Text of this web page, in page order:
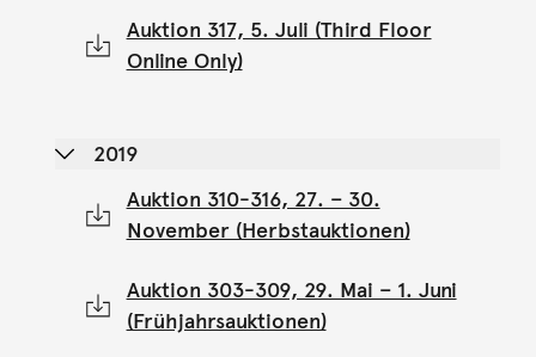
Auktion 317, 5. Juli (Third Floor
Online Only)
2019
Auktion 310-316, 27. – 30.
November (Herbstauktionen)
Auktion 303-309, 29. Mai – 1. Juni
(Frühjahrsauktionen)